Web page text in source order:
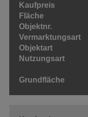
Kaufpreis
Fläche
Objektnr.
Vermarktungsart
Objektart
Nutzungsart
Grundfläche